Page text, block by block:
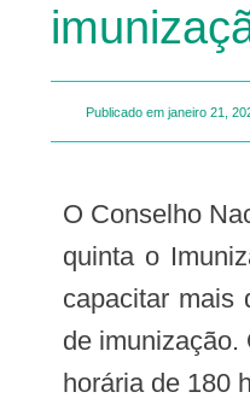
Publicado em janeiro 21,
O Conselho Nacional de Secretarias Municipais de Saúde (Conasems) lançou nesta
quinta o
capacitar mais
de
horária de 180